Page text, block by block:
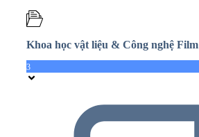
Khoa học vật liệu & Công nghệ Film
3